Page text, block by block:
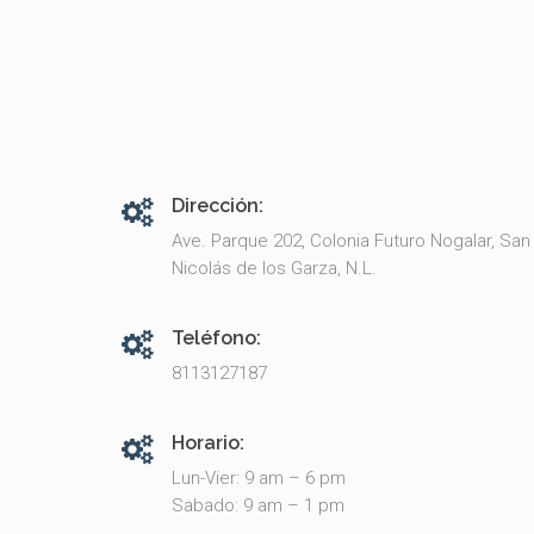
Dirección:
Ave. Parque 202, Colonia Futuro Nogalar, San
Nicolás de los Garza, N.L.
Teléfono:
8113127187
Horario:
Lun-Vier: 9 am – 6 pm
Sabado: 9 am – 1 pm